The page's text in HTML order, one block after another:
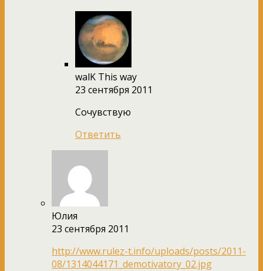
walK This way
23 сентября 2011
Сочувствую
Ответить
Юлия
23 сентября 2011
http://www.rulez-t.info/uploads/posts/2011-
08/1314044171_demotivatory_02.jpg